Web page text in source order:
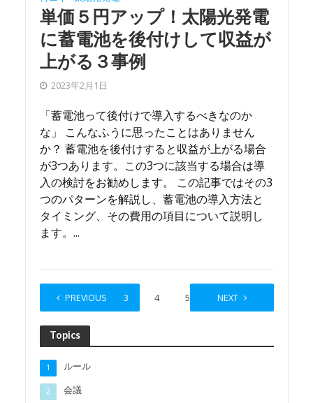
単価５円アップ！太陽光発電
に蓄電池を後付けして収益が
上がる３事例
2023年2月1日
「蓄電池って後付けで導入するべきなのか
な」 こんなふうに思ったことはありません
か？ 蓄電池を後付けすると収益が上がる場合
が3つあります。この3つに該当する場合は導
入の検討をお勧めします。 この記事ではその3
つのパターンを解説し、蓄電池の導入方法と
タイミング、その費用の項目について説明し
ます。...
PREVIOUS
1 2 3 4 5 … 7
NEXT
Topics
ルール
1
会議
2